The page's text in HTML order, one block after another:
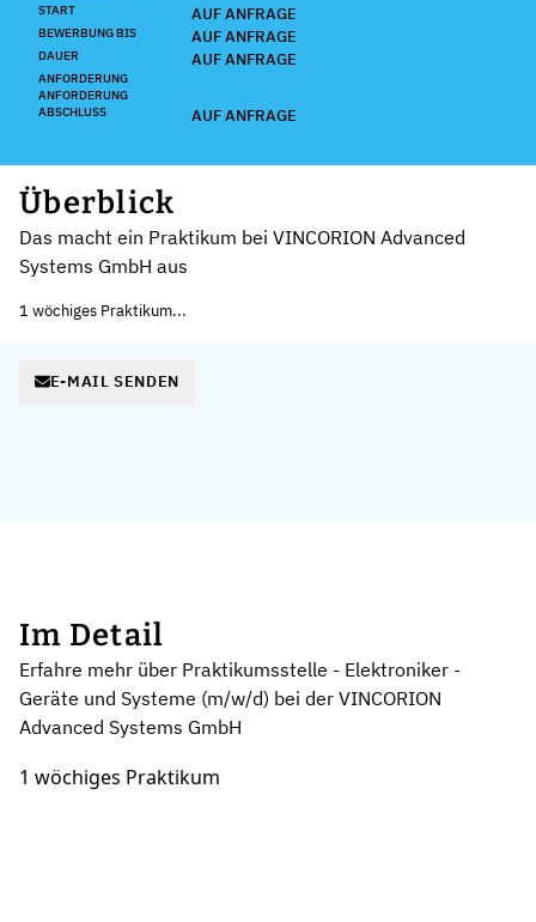
START AUF ANFRAGE
BEWERBUNG BIS AUF ANFRAGE
DAUER AUF ANFRAGE
ANFORDERUNG
ANFORDERUNG
ABSCHLUSS
AUF ANFRAGE
Überblick
Das macht ein Praktikum bei VINCORION Advanced
Systems GmbH aus
1 wöchiges Praktikum...
E-MAIL SENDEN
Im Detail
Erfahre mehr über Praktikumsstelle - Elektroniker -
Geräte und Systeme (m/w/d) bei der VINCORION
Advanced Systems GmbH
1 wöchiges Praktikum